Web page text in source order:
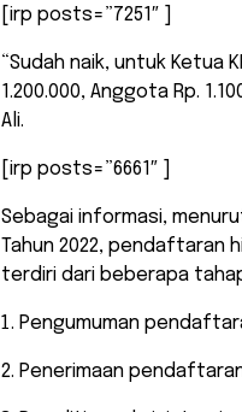
[irp posts=”7251″ ]
“Sudah naik, untuk Ketua
1.200.000, Anggota Rp.
Ali.
[irp posts=”6661″ ]
Sebagai informasi,
Tahun 2022, pendaftaran
terdiri dari beberapa
Pengumuman
Penerimaan